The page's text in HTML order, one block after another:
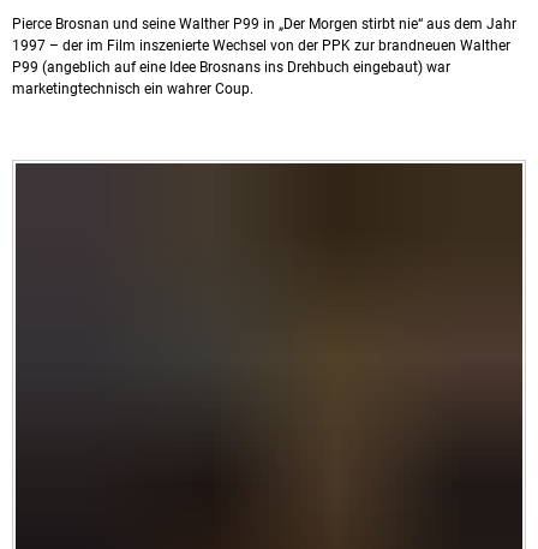
Pierce Brosnan und seine Walther P99 in „Der Morgen stirbt nie“ aus dem Jahr
1997 – der im Film inszenierte Wechsel von der PPK zur brandneuen Walther
P99 (angeblich auf eine Idee Brosnans ins Drehbuch eingebaut) war
marketingtechnisch ein wahrer Coup.